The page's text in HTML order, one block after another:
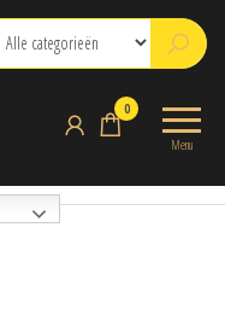
Menu
0